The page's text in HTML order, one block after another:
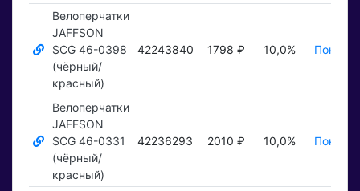
Велоперчатки
JAFFSON
SCG 46-0398
(чёрный/
красный)
42243840 1798 ₽ 10,0%
Велоперчатки
JAFFSON
SCG 46-0331
(чёрный/
красный)
42236293 2010 ₽ 10,0%